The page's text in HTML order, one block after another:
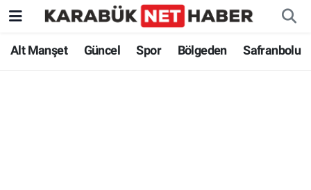
Alt Manşet Güncel Spor Bölgeden Safranbolu